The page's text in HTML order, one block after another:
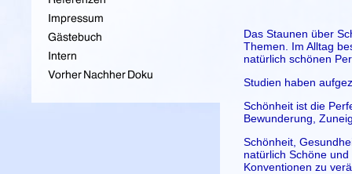
Das Staunen über
Themen. Im Alltag
natürlich schönen
Studien haben
Schönheit ist die
Bewunderung,
Schönheit,
natürlich Schöne
Konventionen zu